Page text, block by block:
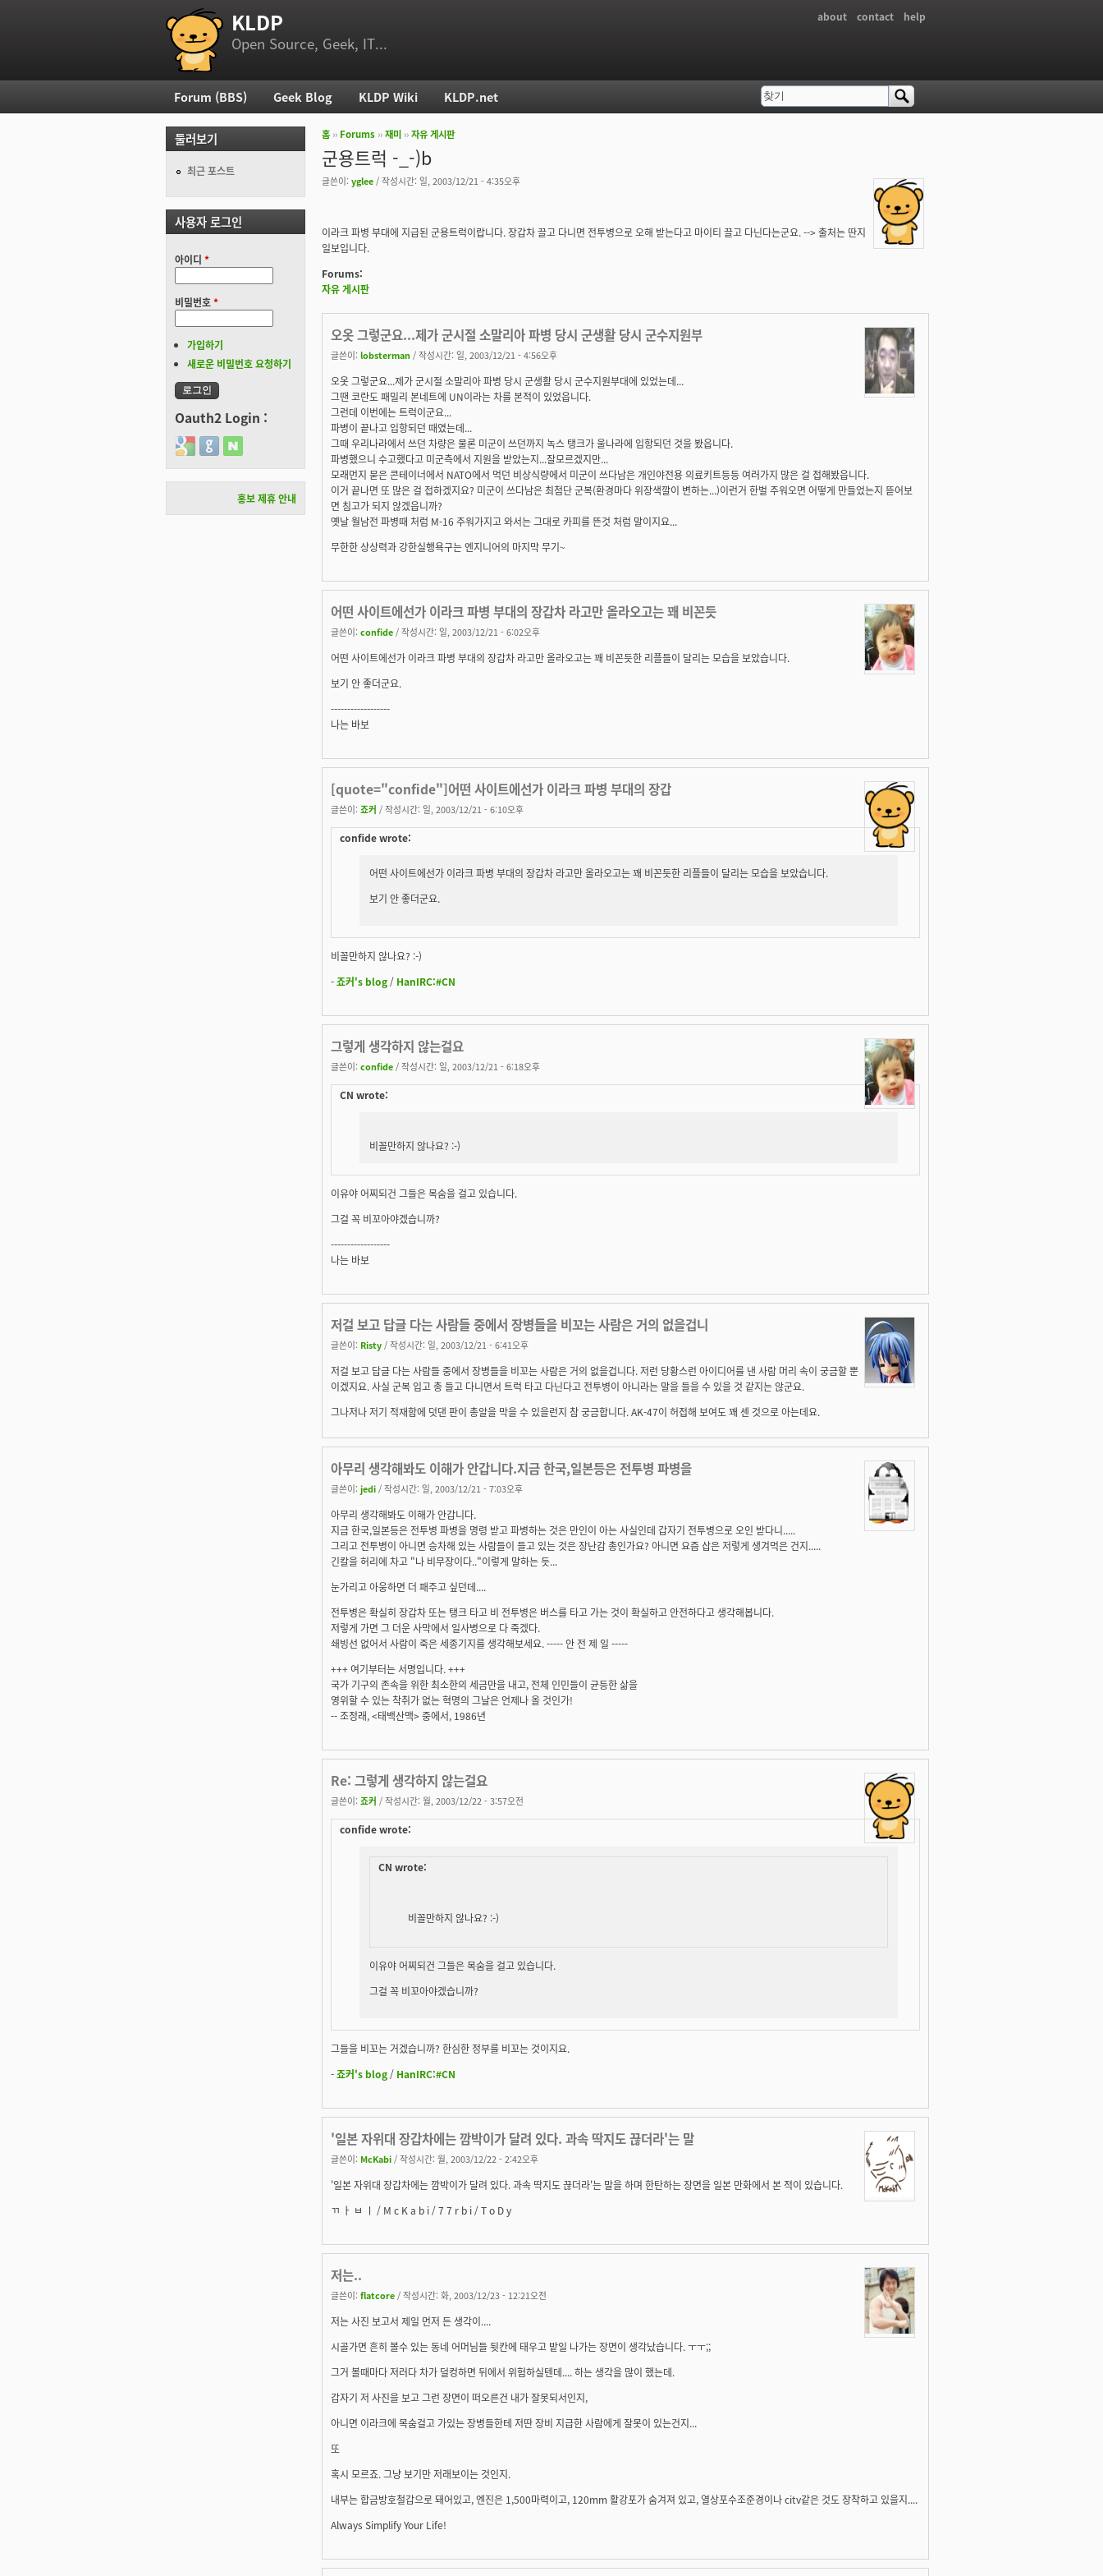
부 메뉴
about contact help
KLDP
Open Source, Geek, IT...
현재 위치
홈 ›› Forums ››재미 ››자유 게시판
군용트럭 -_-)b
글쓴이: yglee / 작성시간: 일, 2003/12/21 - 4:35오후
이라크 파병 부대에 지급된 군용트럭이랍니다. 장갑차 끌고 다니면 전투병으로 오해 받는다고 마이티 끌고 다닌다는군요. --> 출처는 딴지
일보입니다.
Forums:
자유 게시판
오옷 그렇군요...제가 군시절 소말리아 파병 당시 군생활 당시 군수지원부
글쓴이: lobsterman / 작성시간: 일, 2003/12/21 - 4:56오후
오옷 그렇군요...제가 군시절 소말리아 파병 당시 군생활 당시 군수지원부대에 있었는데...
그땐 코란도 패밀리 본네트에 UN이라는 차를 본적이 있었읍니다.
그런데 이번에는 트럭이군요...
파병이 끝나고 입항되던 때였는데...
그때 우리나라에서 쓰던 차량은 물론 미군이 쓰던까지 녹스 탱크가 울나라에 입항되던 것을 봤읍니다.
파병했으니 수고했다고 미군측에서 지원을 받았는지...잘모르겠지만...
모래먼지 묻은 콘테이너에서 NATO에서 먹던 비상식량에서 미군이 쓰다남은 개인야전용 의료키트등등 여러가지 많은 걸 접해봤읍니다.
이거 끝나면 또 많은 걸 접하겠지요? 미군이 쓰다남은 최첨단 군복(환경마다 위장색깔이 변하는...)이런거 한벌 주워오면 어떻게 만들었는지 뜯어보
면 침고가 되지 않겠읍니까?
옛날 월남전 파병때 처럼 M-16 주워가지고 와서는 그대로 카피를 뜬것 처럼 말이지요...
무한한 상상력과 강한실행욕구는 엔지니어의 마지막 무기~
어떤 사이트에선가 이라크 파병 부대의 장갑차 라고만 올라오고는 꽤 비꼰듯
글쓴이: confide / 작성시간: 일, 2003/12/21 - 6:02오후
어떤 사이트에선가 이라크 파병 부대의 장갑차 라고만 올라오고는 꽤 비꼰듯한 리플들이 달리는 모습을 보았습니다.
보기 안 좋더군요.
------------------
나는 바보
[quote="confide"]어떤 사이트에선가 이라크 파병 부대의 장갑
글쓴이: 죠커 / 작성시간: 일, 2003/12/21 - 6:10오후
confide wrote:
어떤 사이트에선가 이라크 파병 부대의 장갑차 라고만 올라오고는 꽤 비꼰듯한 리플들이 달리는 모습을 보았습니다.
보기 안 좋더군요.
비꼴만하지 않나요? :-)
-죠커's blog / HanIRC:#CN
그렇게 생각하지 않는걸요
글쓴이: confide / 작성시간: 일, 2003/12/21 - 6:18오후
CN wrote:
비꼴만하지 않나요? :-)
이유야 어찌되건 그들은 목숨을 걸고 있습니다.
그걸 꼭 비꼬아야겠습니까?
------------------
나는 바보
저걸 보고 답글 다는 사람들 중에서 장병들을 비꼬는 사람은 거의 없을겁니
글쓴이: Risty / 작성시간: 일, 2003/12/21 - 6:41오후
저걸 보고 답글 다는 사람들 중에서 장병들을 비꼬는 사람은 거의 없을겁니다. 저런 당황스런 아이디어를 낸 사람 머리 속이 궁금할 뿐
이겠지요. 사실 군복 입고 총 들고 다니면서 트럭 타고 다닌다고 전투병이 아니라는 말을 들을 수 있을 것 같지는 않군요.
그나저나 저기 적재함에 덧댄 판이 총알을 막을 수 있을런지 참 궁금합니다. AK-47이 허접해 보여도 꽤 센 것으로 아는데요.
아무리 생각해봐도 이해가 안갑니다.지금 한국,일본등은 전투병 파병을
글쓴이: jedi / 작성시간: 일, 2003/12/21 - 7:03오후
아무리 생각해봐도 이해가 안갑니다.
지금 한국,일본등은 전투병 파병을 명령 받고 파병하는 것은 만인이 아는 사실인데 갑자기 전투병으로 오인 받다니.....
그리고 전투병이 아니면 승차해 있는 사람들이 들고 있는 것은 장난감 총인가요? 아니면 요즘 삽은 저렇게 생겨먹은 건지.....
긴칼을 허리에 차고 "나 비무장이다.."이렇게 말하는 듯...
눈가리고 아웅하면 더 패주고 싶던데....
전투병은 확실히 장갑차 또는 탱크 타고 비 전투병은 버스를 타고 가는 것이 확실하고 안전하다고 생각해봅니다.
저렇게 가면 그 더운 사막에서 일사병으로 다 죽겠다.
쇄빙선 없어서 사람이 죽은 세종기지를 생각해보세요. ----- 안 전 제 일 -----
+++ 여기부터는 서명입니다. +++
국가 기구의 존속을 위한 최소한의 세금만을 내고, 전체 인민들이 균등한 삶을
영위할 수 있는 착취가 없는 혁명의 그날은 언제나 올 것인가!
-- 조정래, <태백산맥> 중에서, 1986년
Re: 그렇게 생각하지 않는걸요
글쓴이: 죠커 / 작성시간: 월, 2003/12/22 - 3:57오전
confide wrote:
CN wrote:
비꼴만하지 않나요? :-)
이유야 어찌되건 그들은 목숨을 걸고 있습니다.
그걸 꼭 비꼬아야겠습니까?
그들을 비꼬는 거겠습니까? 한심한 정부를 비꼬는 것이지요.
-죠커's blog / HanIRC:#CN
'일본 자위대 장갑차에는 깜박이가 달려 있다. 과속 딱지도 끊더라'는 말
글쓴이: McKabi / 작성시간: 월, 2003/12/22 - 2:42오후
'일본 자위대 장갑차에는 깜박이가 달려 있다. 과속 딱지도 끊더라'는 말을 하며 한탄하는 장면을 일본 만화에서 본 적이 있습니다.
ㄲ ㅏ ㅂ ㅣ / M c K a b i / 7 7 r b i / T o D y
저는..
글쓴이: flatcore / 작성시간: 화, 2003/12/23 - 12:21오전
저는 사진 보고서 제일 먼저 든 생각이....
시골가면 흔히 볼수 있는 동네 어머님들 뒷칸에 태우고 밭일 나가는 장면이 생각났습니다. ㅜㅜ;;
그거 볼때마다 저러다 차가 덜컹하면 뒤에서 위험하실텐데.... 하는 생각을 많이 했는데.
갑자기 저 사진을 보고 그런 장면이 떠오른건 내가 잘못되서인지,
아니면 이라크에 목숨걸고 가있는 장병들한테 저딴 장비 지급한 사람에게 잘못이 있는건지...
또
혹시 모르죠. 그냥 보기만 저래보이는 것인지.
내부는 합금방호철갑으로 돼어있고, 엔진은 1,500마력이고, 120mm 활강포가 숨겨져 있고, 열상포수조준경이나 citv같은 것도 장착하고 있을지....
Always Simplify Your Life!
주 메뉴
Forum (BBS) Geek Blog KLDP Wiki KLDP.net 검색 폼
찾기
둘러보기
최근 포스트
사용자 로그인
아이디 *
비밀번호*
가입하기
새로운 비밀번호 요청하기
Oauth2 Login :
Login with Google
Login with GitHub
Login with Naver
홍보 제휴 안내